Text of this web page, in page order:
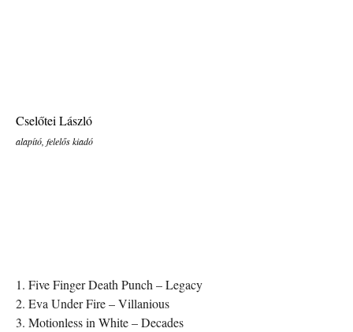
Cselőtei László
alapító, felelős kiadó
1. Five Finger Death Punch – Legacy
2. Eva Under Fire – Villanious
3. Motionless in White – Decades